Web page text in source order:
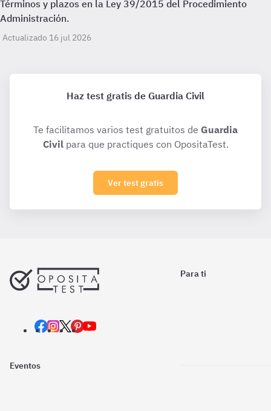
Términos y plazos en la Ley 39/2015 del Procedimiento
Administración.
Actualizado 16 jul 2026
Haz test gratis de Guardia Civil
Te facilitamos varios test gratuitos de Guardia
Civilpara que practiques con OpositaTest.
Ver test gratis
Para ti
Eventos